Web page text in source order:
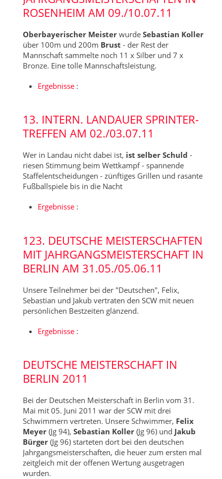
ROSENHEIM AM 09./10.07.11
Oberbayerischer Meister wurde Sebastian Koller
über 100m und 200m Brust - der Rest der
Mannschaft sammelte noch 11 x Silber und 7 x
Bronze. Eine tolle Mannschaftsleistung.
Ergebnisse:
13. INTERN. LANDAUER SPRINTER-
TREFFEN AM 02./03.07.11
Wer in Landau nicht dabei ist, ist selber Schuld -
riesen Stimmung beim Wettkampf - spannende
Staffelentscheidungen - zünftiges Grillen und rasante
Fußballspiele bis in die Nacht
Ergebnisse:
123. DEUTSCHE MEISTERSCHAFTEN
MIT JAHRGANGSMEISTERSCHAFT IN
BERLIN AM 31.05./05.06.11
Unsere Teilnehmer bei der "Deutschen", Felix,
Sebastian und Jakub vertraten den SCW mit neuen
persönlichen Bestzeiten glänzend.
Ergebnisse:
DEUTSCHE MEISTERSCHAFT IN
BERLIN 2011
Bei der Deutschen Meisterschaft in Berlin vom 31.
Mai mit 05. Juni 2011 war der SCW mit drei
Schwimmern vertreten. Unsere Schwimmer, Felix
Meyer(Jg 94), Sebastian Koller(Jg 96) und Jakub
Bürger(Jg 96) starteten dort bei den deutschen
Jahrgangsmeisterschaften, die heuer zum ersten mal
zeitgleich mit der offenen Wertung ausgetragen
wurden.